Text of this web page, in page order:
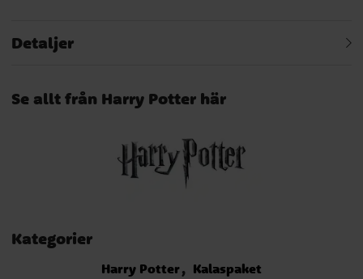
Detaljer
Se allt från Harry Potter här
Kategorier
Harry Potter Kalaspaket